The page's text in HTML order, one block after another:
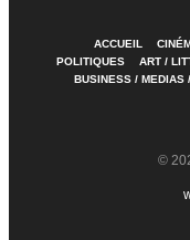
ACCUEIL
POLITIQUES
ART /
BUSINESS / MEDIAS
©